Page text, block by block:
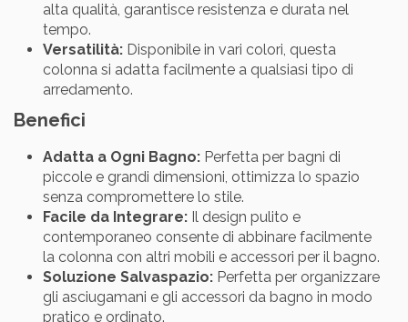
alta qualità, garantisce resistenza e durata nel
tempo.
Versatilità: Disponibile in vari colori, questa
colonna si adatta facilmente a qualsiasi tipo di
arredamento.
Benefici
Adatta a Ogni Bagno: Perfetta per bagni di
piccole e grandi dimensioni, ottimizza lo spazio
senza compromettere lo stile.
Facile da Integrare: Il design pulito e
contemporaneo consente di abbinare facilmente
la colonna con altri mobili e accessori per il bagno.
Soluzione Salvaspazio: Perfetta per organizzare
gli asciugamani e gli accessori da bagno in modo
pratico e ordinato.